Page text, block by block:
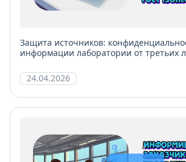
Защита источников:
информации лаборатории от третьих
24.04.2026